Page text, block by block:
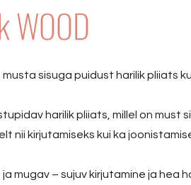
WOOD
sisuga puidust harilik pliiats
harilik pliiats, millel on must
nii kirjutamiseks kui ka
mugav – sujuv kirjutamine ja hea